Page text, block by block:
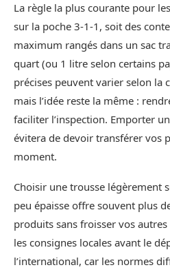
La règle la plus courante pour
sur la poche 3-1-1, soit des
maximum rangés dans un sac
quart (ou 1 litre selon certains
précises peuvent varier selon la
mais l’idée reste la même :
faciliter l’inspection. Emporter
évitera de devoir transférer vos
moment.
Choisir une trousse légèrement
peu épaisse offre souvent plus
produits sans froisser vos
les consignes locales avant le
l’international, car les normes